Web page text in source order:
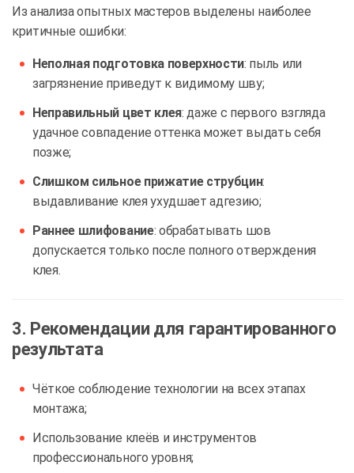
Из анализа опытных мастеров выделены наиболее
критичные ошибки:
Неполная подготовка поверхности: пыль или
загрязнение приведут к видимому шву;
Неправильный цвет клея: даже с первого взгляда
удачное совпадение оттенка может выдать себя
позже;
Слишком сильное прижатие струбцин:
выдавливание клея ухудшает адгезию;
Раннее шлифование: обрабатывать шов
допускается только после полного отверждения
клея.
3. Рекомендации для гарантированного
результата
Чёткое соблюдение технологии на всех этапах
монтажа;
Использование клеёв и инструментов
профессионального уровня;